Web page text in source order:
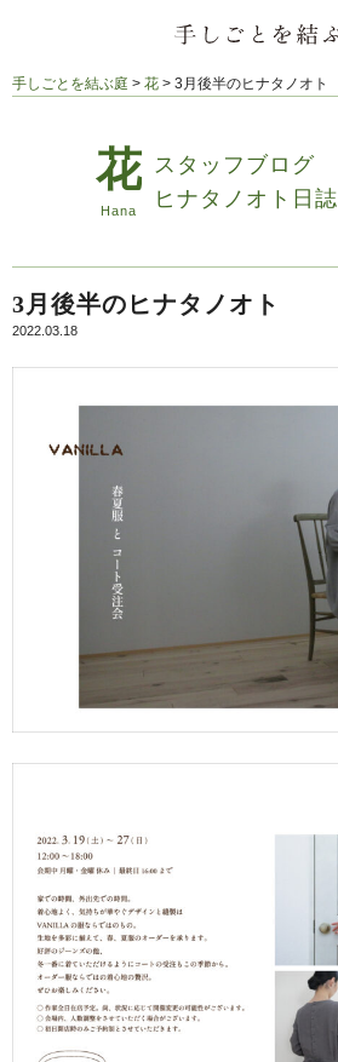
手しごとを結ぶ庭 > 花 > 3月後半のヒナタノオト
スタッフブログ
ヒナタノオト日誌
3月後半のヒナタノオト
2022.03.18